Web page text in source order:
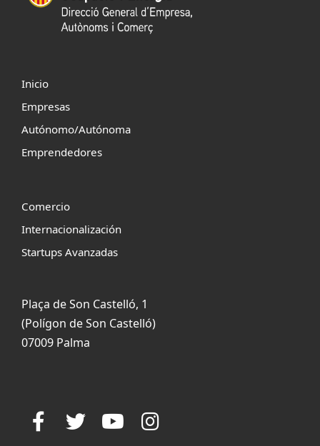
Inicio
Empresas
Autónomo/Autónoma
Emprendedores
Comercio
Internacionalización
Startups Avanzadas
Plaça de Son Castelló, 1
(Polígon de Son Castelló)
07009 Palma